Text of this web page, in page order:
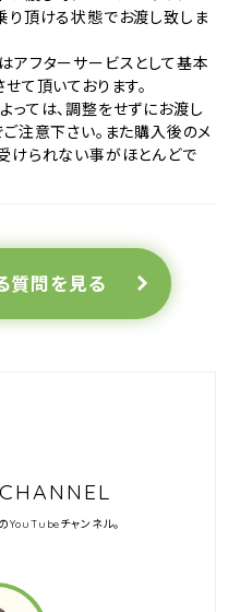
り頂ける状態でお渡し致しま
アフターサービスとして基本
て頂いております。
っては、調整をせずにお渡し
注意下さい。また購入後のメ
けられない事がほとんどで
質問を見る
YouTubeチャンネル。